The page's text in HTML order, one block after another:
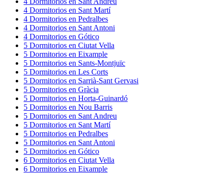
4 Dormitorios en Sant Martí
4 Dormitorios en Pedralbes
4 Dormitorios en Sant Antoni
4 Dormitorios en Gótico
5 Dormitorios en Ciutat Vella
5 Dormitorios en Eixample
5 Dormitorios en Sants-Montjuïc
5 Dormitorios en Les Corts
5 Dormitorios en Sarrià-Sant Gervasi
5 Dormitorios en Gràcia
5 Dormitorios en Horta-Guinardó
5 Dormitorios en Nou Barris
5 Dormitorios en Sant Andreu
5 Dormitorios en Sant Martí
5 Dormitorios en Pedralbes
5 Dormitorios en Sant Antoni
5 Dormitorios en Gótico
6 Dormitorios en Ciutat Vella
6 Dormitorios en Eixample